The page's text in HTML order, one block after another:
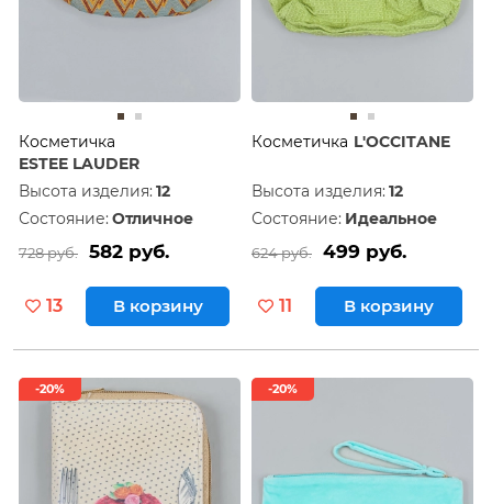
Косметичка
ESTEE LAUDER
Высота изделия: 12
Состояние: Отличное
728 руб. 582 руб.
13 В корзину
Косметичка L'OCCITANE
Высота изделия: 12
Состояние: Идеальное
624 руб. 499 руб.
11 В корзину
-20% -20%